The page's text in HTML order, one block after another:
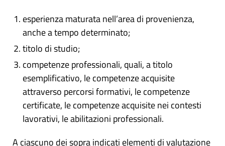
esperienza maturata nell’area di provenienza,
anche a tempo determinato;
titolo di studio;
competenze professionali, quali, a titolo
esemplificativo, le competenze acquisite
attraverso percorsi formativi, le competenze
certificate, le competenze acquisite nei contesti
lavorativi, le abilitazioni professionali.
A ciascuno dei sopra indicati elementi di valutazione